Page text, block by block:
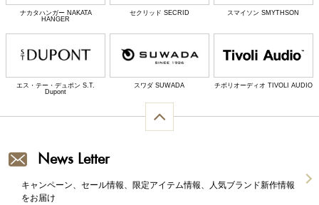
ナカタハンガー NAKATA
HANGER
セクリッド SECRID スマイソン SMYTHSON
エス・テー・デュポン S.T.
Dupont
スワダ SUWADA チボリオーディオ TIVOLI AUDIO
News Letter
キャンペーン、セール情報、限定アイテム情報、人気ブランド新作情報
をお届け